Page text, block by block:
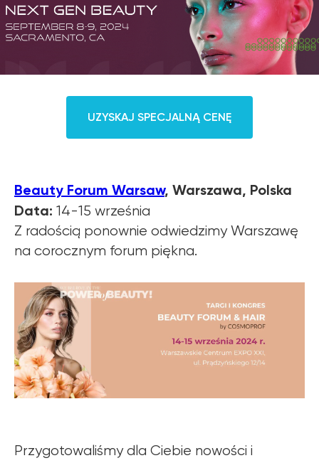
UZYSKAJ SPECJALNĄ CENĘ
Beauty Forum Warsaw, Warszawa, Polska
Data: 14-15 września
Z radością ponownie odwiedzimy Warszawę
na corocznym forum piękna.
Przygotowaliśmy dla Ciebie nowości i